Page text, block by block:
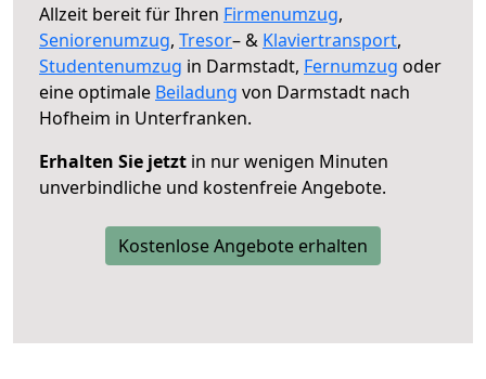
Allzeit bereit für Ihren Firmenumzug,
Seniorenumzug, Tresor– & Klaviertransport,
Studentenumzug in Darmstadt, Fernumzug oder
eine optimale Beiladung von Darmstadt nach
Hofheim in Unterfranken.
Erhalten Sie jetzt in nur wenigen Minuten
unverbindliche und kostenfreie Angebote.
Kostenlose Angebote erhalten